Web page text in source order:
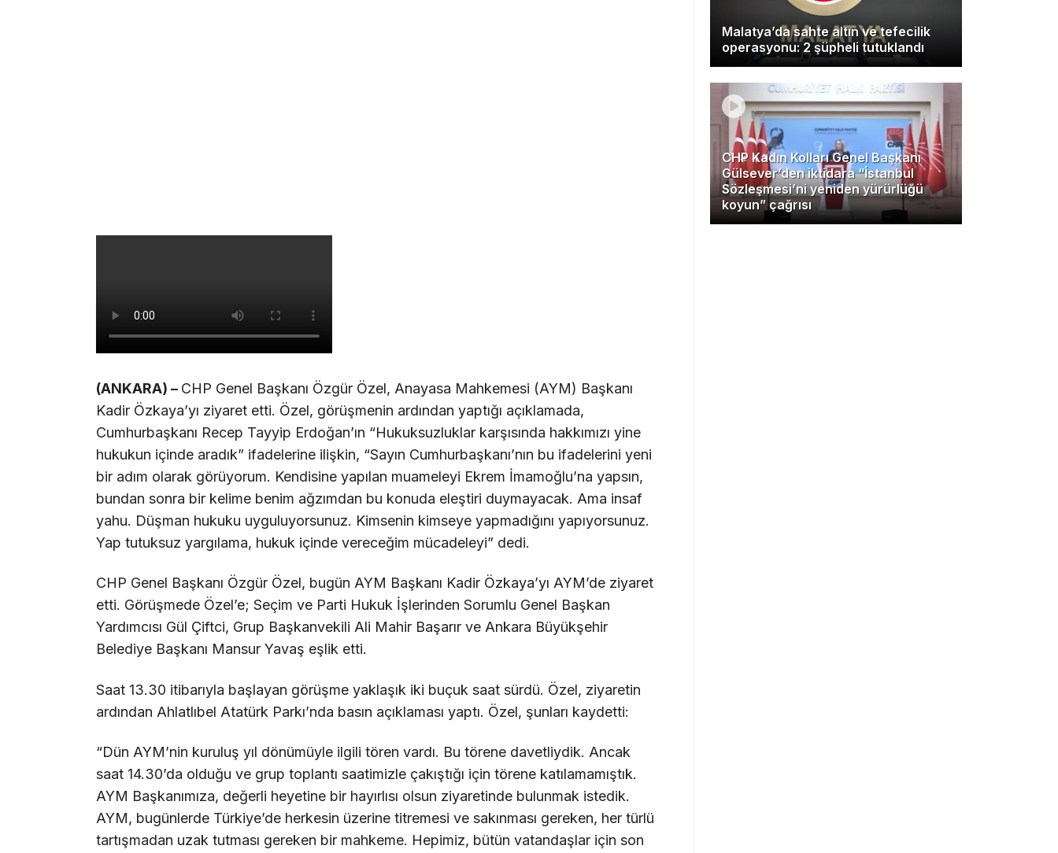
(ANKARA) – CHP Genel Başkanı Özgür Özel, Anayasa Mahkemesi (AYM) Başkanı
Kadir Özkaya’yı ziyaret etti. Özel, görüşmenin ardından yaptığı açıklamada,
Cumhurbaşkanı Recep Tayyip Erdoğan’ın “Hukuksuzluklar karşısında hakkımızı yine
hukukun içinde aradık” ifadelerine ilişkin, “Sayın Cumhurbaşkanı’nın bu ifadelerini yeni
bir adım olarak görüyorum. Kendisine yapılan muameleyi Ekrem İmamoğlu’na yapsın,
bundan sonra bir kelime benim ağzımdan bu konuda eleştiri duymayacak. Ama insaf
yahu. Düşman hukuku uyguluyorsunuz. Kimsenin kimseye yapmadığını yapıyorsunuz.
Yap tutuksuz yargılama, hukuk içinde vereceğim mücadeleyi” dedi.
CHP Genel Başkanı Özgür Özel, bugün AYM Başkanı Kadir Özkaya’yı AYM’de ziyaret
etti. Görüşmede Özel’e; Seçim ve Parti Hukuk İşlerinden Sorumlu Genel Başkan
Yardımcısı Gül Çiftci, Grup Başkanvekili Ali Mahir Başarır ve Ankara Büyükşehir
Belediye Başkanı Mansur Yavaş eşlik etti.
Saat 13.30 itibarıyla başlayan görüşme yaklaşık iki buçuk saat sürdü. Özel, ziyaretin
ardından Ahlatlıbel Atatürk Parkı’nda basın açıklaması yaptı. Özel, şunları kaydetti:
“Dün AYM’nin kuruluş yıl dönümüyle ilgili tören vardı. Bu törene davetliydik. Ancak
saat 14.30’da olduğu ve grup toplantı saatimizle çakıştığı için törene katılamamıştık.
AYM Başkanımıza, değerli heyetine bir hayırlısı olsun ziyaretinde bulunmak istedik.
AYM, bugünlerde Türkiye’de herkesin üzerine titremesi ve sakınması gereken, her türlü
tartışmadan uzak tutması gereken bir mahkeme. Hepimiz, bütün vatandaşlar için son
Malatya’da sahte altın ve tefecilik
operasyonu: 2 şüpheli tutuklandı
CHP Kadın Kolları Genel Başkanı
Gülsever’den iktidara “İstanbul
Sözleşmesi’ni yeniden yürürlüğü
koyun” çağrısı